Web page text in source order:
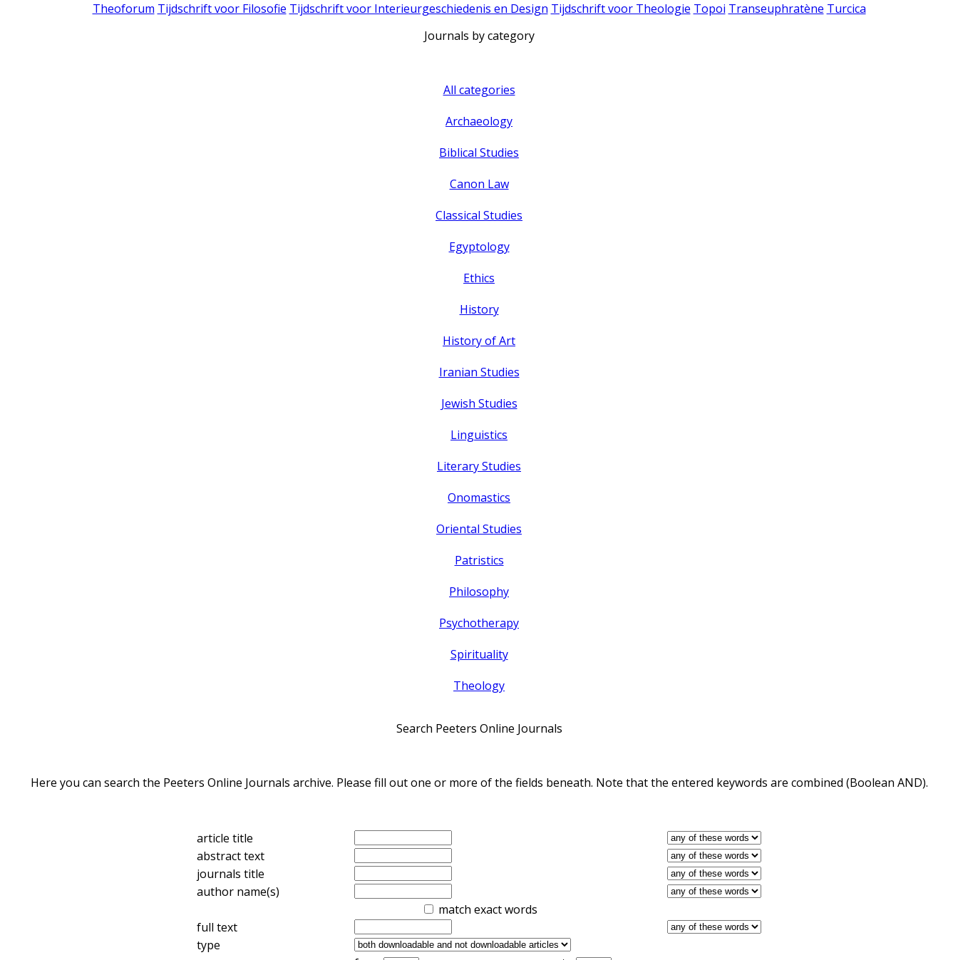
Theoforum Tijdschrift voor Filosofie Tijdschrift voor Interieurgeschiedenis en Design Tijdschrift voor Theologie Topoi Transeuphratène Turcica
Journals by category
All categories
Archaeology
Biblical Studies
Canon Law
Classical Studies
Egyptology
Ethics
History
History of Art
Iranian Studies
Jewish Studies
Linguistics
Literary Studies
Onomastics
Oriental Studies
Patristics
Philosophy
Psychotherapy
Spirituality
Theology
Search Peeters Online Journals
Here you can search the Peeters Online Journals archive. Please fill out one or more of the fields beneath. Note that the entered keywords are combined (Boolean AND).
article title
abstract text
journals title
author name(s)
match exact words
full text
type